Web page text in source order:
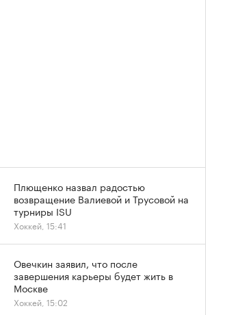
Плющенко назвал радостью
возвращение Валиевой и Трусовой на
турниры ISU
Хоккей, 15:41
Овечкин заявил, что после
завершения карьеры будет жить в
Москве
Хоккей, 15:02